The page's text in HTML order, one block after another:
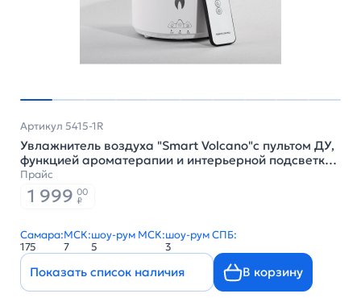
Артикул 5415-1R
Увлажнитель воздуха "Smart Volcano"с пультом ДУ,
функцией ароматерапии и интерьерной подсветкой
, цвет белый с черным
Прайс
1 999 00
₽
Самара:
175
МСК:
7
шоу-рум МСК:
5
шоу-рум СПБ:
3
Показать список наличия В корзину